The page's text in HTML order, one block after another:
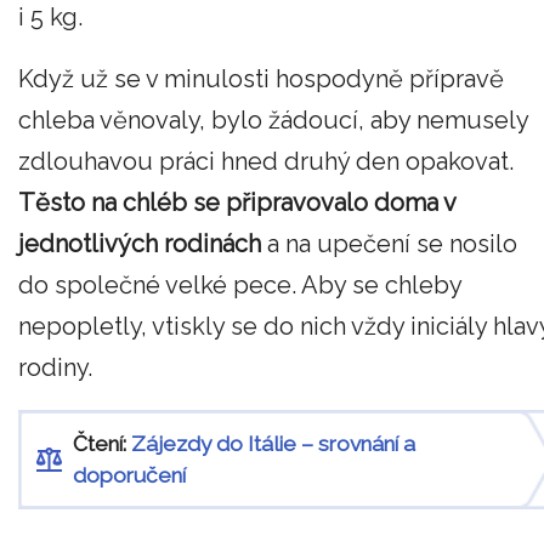
i 5 kg.
Když už se v minulosti hospodyně přípravě
chleba věnovaly, bylo žádoucí, aby nemusely
zdlouhavou práci hned druhý den opakovat.
Těsto na chléb se připravovalo doma v
jednotlivých rodinách a na upečení se nosilo
do společné velké pece. Aby se chleby
nepopletly, vtiskly se do nich vždy iniciály
rodiny.
Čtení: Zájezdy do Itálie – srovnání a
doporučení